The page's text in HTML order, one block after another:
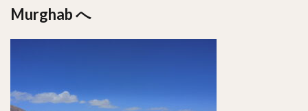
Murghab へ